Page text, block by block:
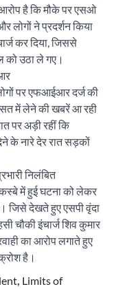
है कि मौके पर एसओ
लोगों ने प्रदर्शन किया
कर दिया, जिससे
को उठा ले गए।
पर एफआईआर दर्ज की
में लेने की खबरें आ रही
पर अड़ी रहीं कि
के नारे देर रात सड़कों
निलंबित
में हुई घटना को लेकर
जिसे देखते हुए एसपी वृंदा
चौकी इंचार्ज शिव कुमार
का आरोप लगाते हुए
है।
Limits of